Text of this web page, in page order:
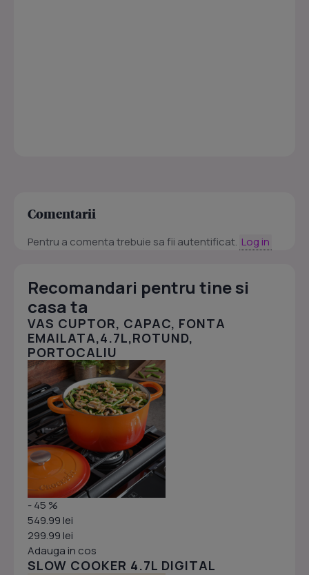
Comentarii
Pentru a comenta trebuie sa fii autentificat. Log in
Recomandari pentru tine si
casa ta
VAS CUPTOR, CAPAC, FONTA
EMAILATA,4.7L,ROTUND,
PORTOCALIU
- 45 %
549.99 lei
299.99 lei
Adauga in cos
SLOW COOKER 4.7L DIGITAL